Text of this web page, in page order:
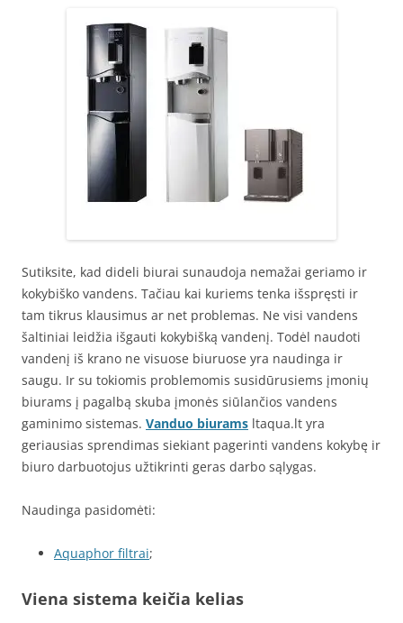
Sutiksite, kad dideli biurai sunaudoja nemažai geriamo ir
kokybiško vandens. Tačiau kai kuriems tenka išspręsti ir
tam tikrus klausimus ar net problemas. Ne visi vandens
šaltiniai leidžia išgauti kokybišką vandenį. Todėl naudoti
vandenį iš krano ne visuose biuruose yra naudinga ir
saugu. Ir su tokiomis problemomis susidūrusiems įmonių
biurams į pagalbą skuba įmonės siūlančios vandens
gaminimo sistemas. Vanduo biurams ltaqua.lt yra
geriausias sprendimas siekiant pagerinti vandens kokybę ir
biuro darbuotojus užtikrinti geras darbo sąlygas.
Naudinga pasidomėti:
Aquaphor filtrai;
Viena sistema keičia kelias